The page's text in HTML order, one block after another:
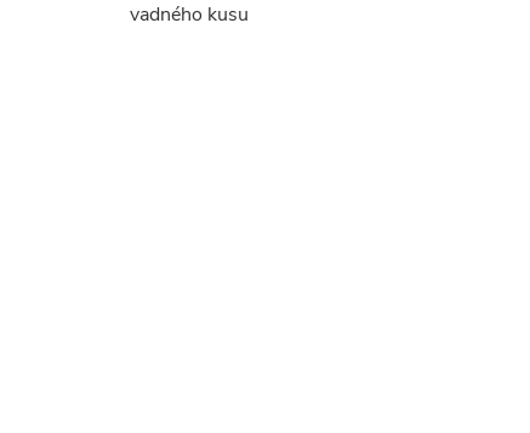
vadného kusu